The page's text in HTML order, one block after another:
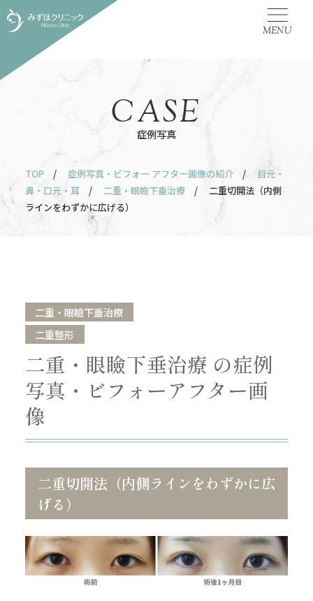
MENU
症例写真
CASE
TOP / 症例写真・ビフォー アフター画像の紹介 /
目元・
鼻・口元・耳
/ 二重・眼瞼下垂治療
/ 二重切開法（内側
ラインをわずかに広げる）
二重・眼瞼下垂治療
二重整形
二重・眼瞼下垂治療 の症例
写真・ビフォーアフター画
像
二重切開法（内側ラインをわずかに広
げる）